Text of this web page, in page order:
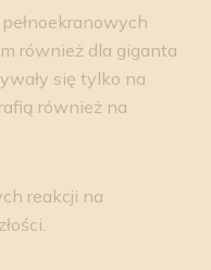
również dla giganta
się tylko na
również na
reakcji na